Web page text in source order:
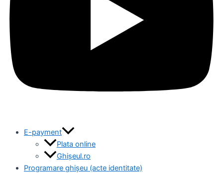
E-payment
Plata online
Ghișeul.ro
Programare ghișeu (acte identitate)